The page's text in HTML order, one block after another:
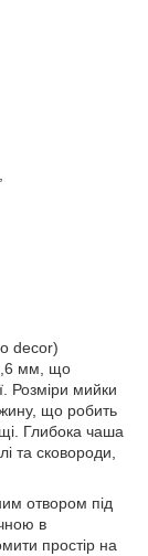
decor)
мм, що
Розміри мийки
що робить
Глибока чаша
та сковороди,
отвором під
в
простір на